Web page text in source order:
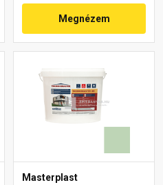
Megnézem
Masterplast